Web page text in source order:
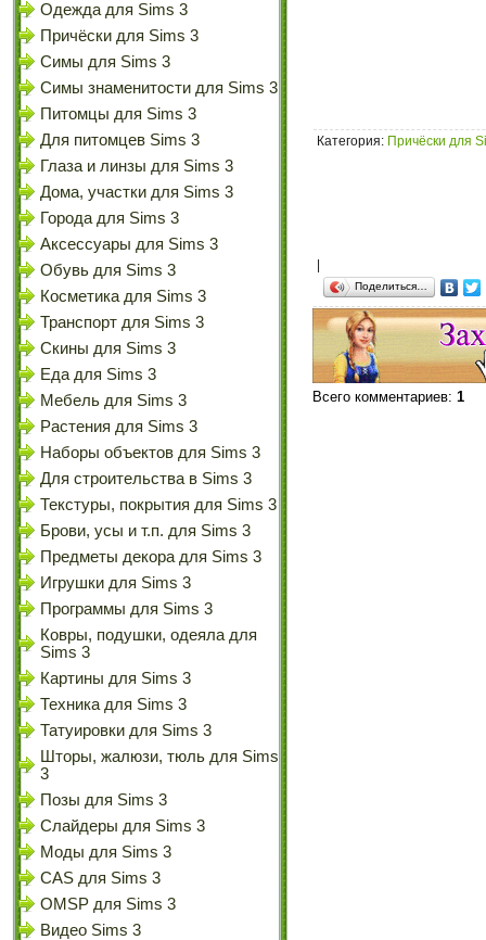
Одежда для Sims 3
Причёски для Sims 3
Симы для Sims 3
Симы знаменитости для Sims 3
Питомцы для Sims 3
Для питомцев Sims 3
Глаза и линзы для Sims 3
Дома, участки для Sims 3
Города для Sims 3
Аксессуары для Sims 3
Обувь для Sims 3
Косметика для Sims 3
Транспорт для Sims 3
Скины для Sims 3
Еда для Sims 3
Мебель для Sims 3
Растения для Sims 3
Наборы объектов для Sims 3
Для строительства в Sims 3
Текстуры, покрытия для Sims 3
Брови, усы и т.п. для Sims 3
Предметы декора для Sims 3
Игрушки для Sims 3
Программы для Sims 3
Ковры, подушки, одеяла для
Sims 3
Картины для Sims 3
Техника для Sims 3
Татуировки для Sims 3
Шторы, жалюзи, тюль для Sims
3
Позы для Sims 3
Слайдеры для Sims 3
Моды для Sims 3
CAS для Sims 3
OMSP для Sims 3
Видео Sims 3
Категория: Причёски для
Поделиться…
Всего комментариев: 1